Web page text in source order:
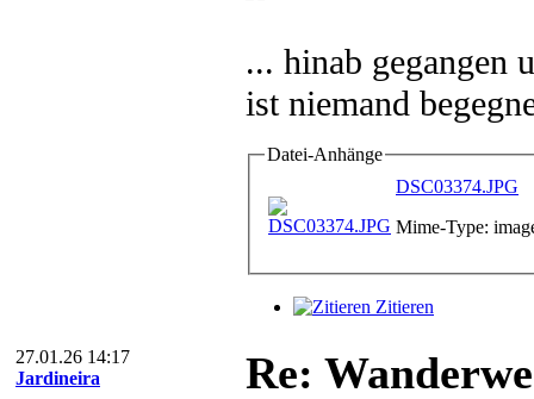
... hinab gegangen
ist niemand
Datei-Anhänge
DSC03374.JPG
Mime-Type:
Zitieren
27.01.26 14:17
Jardineira
Re: